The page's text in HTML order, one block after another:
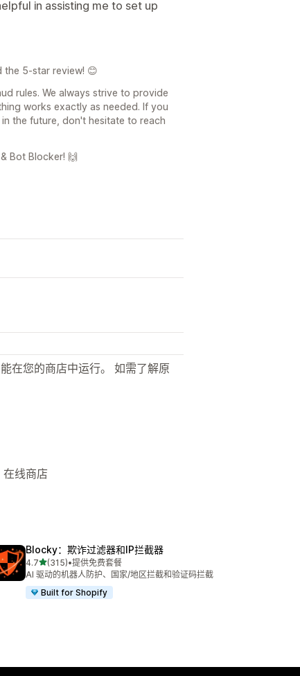
in assisting me to set up
the 5-star review! 😊
rules. We always strive to provide
works exactly as needed. If you
the future, don't hesitate to reach
Bot Blocker! 🙌
在您的商店中运行。 如需了解原
线商店
Blocky：欺诈过滤器和IP拦截器
4.7星（满分 5 星）
(315)
总共 315 条评论
•提供免费套餐
AI 驱动的机器人防护、国家/地区拦截和验证码拦截
Built for Shopify